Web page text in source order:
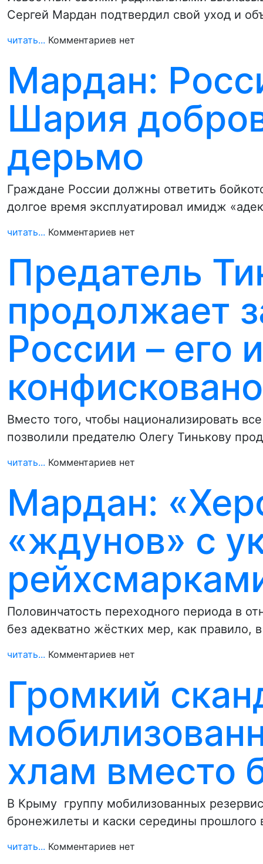
Сергей Мардан подтвердил свой уход и
читать... Комментариев нет
Мардан:
Шария
дерьмо
Граждане России должны ответить
долгое время эксплуатировал имидж
читать... Комментариев нет
Предатель
продолжает
России – его
конфисковано
Вместо того, чтобы национализировать
позволили предателю Олегу Тинькову
читать... Комментариев нет
Мардан:
«ждунов» с
Половинчатость переходного периода в
без адекватно жёстких мер, как правило,
читать... Комментариев нет
Громкий
хлам вместо
В Крыму группу мобилизованных
бронежилеты и каски середины
читать... Комментариев нет